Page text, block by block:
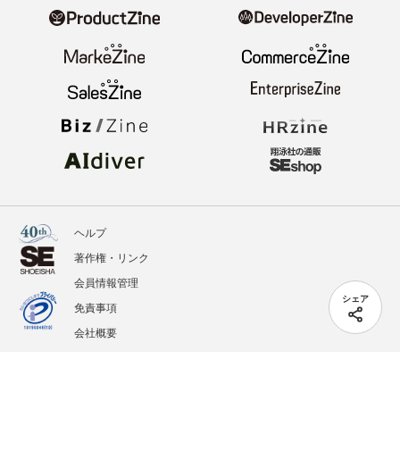
シェア
ヘルプ
著作権・リンク
会員情報管理
免責事項
会社概要